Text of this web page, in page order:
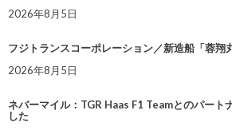
2026年8月5日
フジトランスコーポレーション／新造船「蓉翔
2026年8月5日
ネバーマイル：TGR Haas F1 Teamとのパート
した